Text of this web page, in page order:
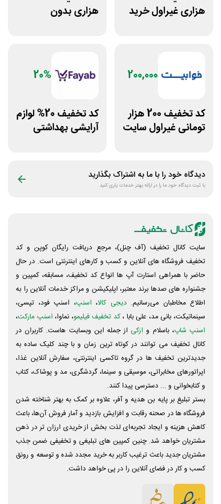
هزاری غیراول خرید
هزاری بدون
200,000
کد تخفیف 200 هزار
تومانی غیراول سایت
20%
کد تخفیف 20% لوازم
آرایشی بهداشتی
دیدگاه خود را با ما به اشتراک بگذارید
با ثبت دیدگاه خود ما را در ارائه بهتر خدمات یاری کنید
سایت کانال تخفیف (آف چنل)، مرجع دریافت رایگان کوپن و کد
تخفیف فروشگاه های آنلاین و کسب و‌ کارهای اینترنتی است. در حال
حاضر با همراهی استارت آپ ها انواع کد تخفیف، مسابقه، کمپین و
جشنواره های صدها برند معتبر، اپلیکیشن و مراکز خدمات آنلاین را به
اطلاع مخاطبان می‌رسانیم. دیجی کالا، اسنپ، اسنپ فود، تپسی،
سینماتیکت، بانی مد، علی‌ بابا ،کد تخفیف فیلیمو، نماوا، اسنپ مارکت،
اسنپ شاپ، باسلام و ازکی از جمله این وبسایت ‌هاست. کاربران در
کانال تخفیف می توانند در کوتاه ترین زمان و با چند کلیک ساده به
جدیدترین تخفیف ها در گروه تاکسی اینترنتی، سفارش آنلاین غذا،
اپراتورهای مخابراتی، موسیقی و سینما، گردشگری، مد و پوشاک، کتاب
و کتابخوانی و ... دسترسی پیدا کنند.
بستر تبلیغ بر پایه بن هدیه و آفر، علاوه بر کمک به بهتر شناخته شدن
فروشگاه ها در صحنه رقابت و افزایش بازدید و آمار فروش آن‌ها، باعث
کاهش هزینه و ایجاد تجربه‌ای لذت بخش از خریدی ارزان تر در ذهن
مشتریان خواهد شد. چنین کمپین های تبلیغی و تخفیفی ضمن جذب
مشتریان جدید باعث ترغیب کاربر به خرید مجدد شده و توسعه و رونق
کسب و کار در فضای آنلاین را در پی خواهد داشت.